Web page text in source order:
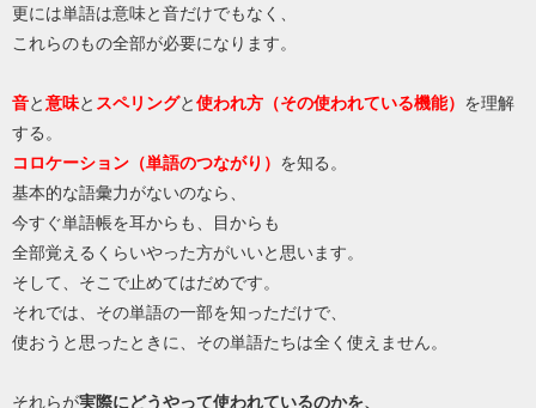
更には単語は意味と音だけでもなく、
これらのもの全部が必要になります。
音と意味と スペリングと使われ方（その使われている機能） を理解
する。
コロケーション（単語のつながり） を知る。
基本的な語彙力がないのなら、
今すぐ単語帳を耳からも、目からも
全部覚えるくらいやった方がいいと思います。
そして、そこで止めてはだめです。
それでは、その単語の一部を知っただけで、
使おうと思ったときに、その単語たちは全く使えません。
それらが実際にどうやって使われているのかを、